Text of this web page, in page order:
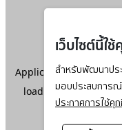
เว็บไซต์นี้ใ
สำหรับพัฒนาปร
มอบประสบการ
ประกาศการใช้คุก
Application error: a
loading